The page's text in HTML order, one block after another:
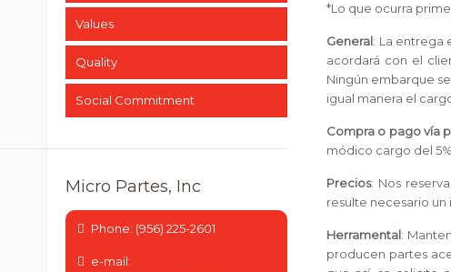
*Lo que ocurra
General: La entrega
acordará con el
Ningún embarque
igual manera el
Compra o pago vía
módico cargo del
Precios: Nos
resulte necesario un
Herramental:
producen partes
Values
Quality
Social Commitment
Micro Partes, Inc
Phone: (956) 225-2601
e-mail: